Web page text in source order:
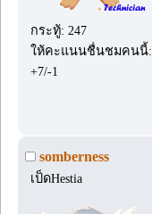
กระทู้: 247
ให้คะแนนชื่นชมคนนี้:
+7/-1
somberness
เป็ดHestia